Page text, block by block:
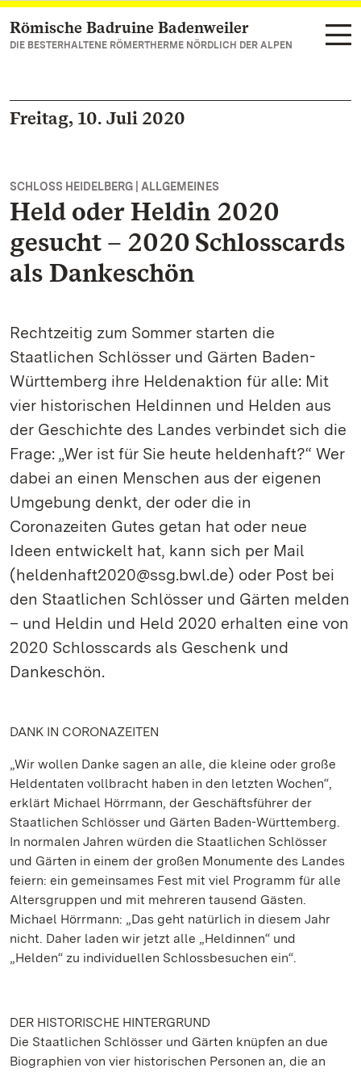
Zum Hauptinhalt springen
Römische Badruine Badenweiler
DIE BESTERHALTENE RÖMERTHERME NÖRDLICH DER ALPEN
Freitag, 10. Juli 2020
SCHLOSS HEIDELBERG | ALLGEMEINES
Held oder Heldin 2020
gesucht – 2020 Schlosscards
als Dankeschön
Rechtzeitig zum Sommer starten die
Staatlichen Schlösser und Gärten Baden-
Württemberg ihre Heldenaktion für alle: Mit
vier historischen Heldinnen und Helden aus
der Geschichte des Landes verbindet sich die
Frage: „Wer ist für Sie heute heldenhaft?“ Wer
dabei an einen Menschen aus der eigenen
Umgebung denkt, der oder die in
Coronazeiten Gutes getan hat oder neue
Ideen entwickelt hat, kann sich per Mail
(heldenhaft2020@ssg.bwl.de) oder Post bei
den Staatlichen Schlösser und Gärten melden
– und Heldin und Held 2020 erhalten eine von
2020 Schlosscards als Geschenk und
Dankeschön.
DANK IN CORONAZEITEN
„Wir wollen Danke sagen an alle, die kleine oder große
Heldentaten vollbracht haben in den letzten Wochen“,
erklärt Michael Hörrmann, der Geschäftsführer der
Staatlichen Schlösser und Gärten Baden-Württemberg.
In normalen Jahren würden die Staatlichen Schlösser
und Gärten in einem der großen Monumente des Landes
feiern: ein gemeinsames Fest mit viel Programm für alle
Altersgruppen und mit mehreren tausend Gästen.
Michael Hörrmann: „Das geht natürlich in diesem Jahr
nicht. Daher laden wir jetzt alle „Heldinnen“ und
„Helden“ zu individuellen Schlossbesuchen ein“.
DER HISTORISCHE HINTERGRUND
Die Staatlichen Schlösser und Gärten knüpfen an due
Biographien von vier historischen Personen an, die an